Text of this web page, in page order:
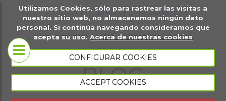
Utilizamos Cookies, sólo para rastrear las visitas a
nuestro sitio web, no almacenamos ningún dato
personal. Si continúa navegando consideramos que
acepta su uso. Acerca de nuestras cookies
CONFIGURAR COOKIES
ACCEPT COOKIES
Sobre
nosotros
Conócenos
Portfolio
Páginas
web
Tiendas
virtuales
Página web
BLOG